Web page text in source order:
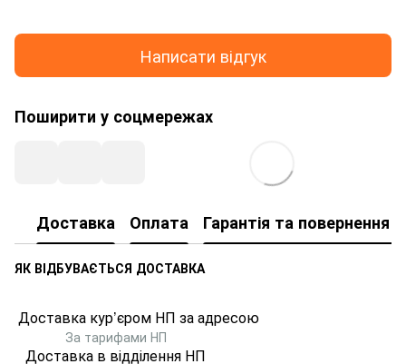
Написати відгук
Поширити у соцмережах
Доставка Оплата Гарантія та повернення
ЯК ВІДБУВАЄТЬСЯ ДОСТАВКА
Доставка кур’єром НП за адресою
За тарифами НП
Доставка в відділення НП